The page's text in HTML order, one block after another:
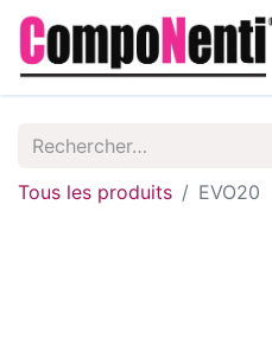
Tous les produits EVO20